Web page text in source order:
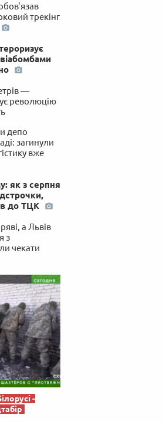
трекінг
—
революцію
депо
загинули
вже
як з серпня
до ТЦК
а Львів
з
чекати
-